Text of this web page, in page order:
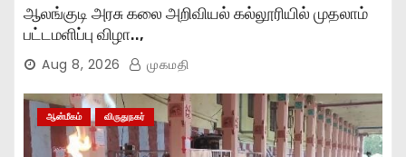
ஆலங்குடி அரசு கலை அறிவியல் கல்லூரியில் முதலாம்
பட்டமளிப்பு விழா..,
Aug 8, 2026 முகமதி
ஆன்மீகம் விருதுநகர்